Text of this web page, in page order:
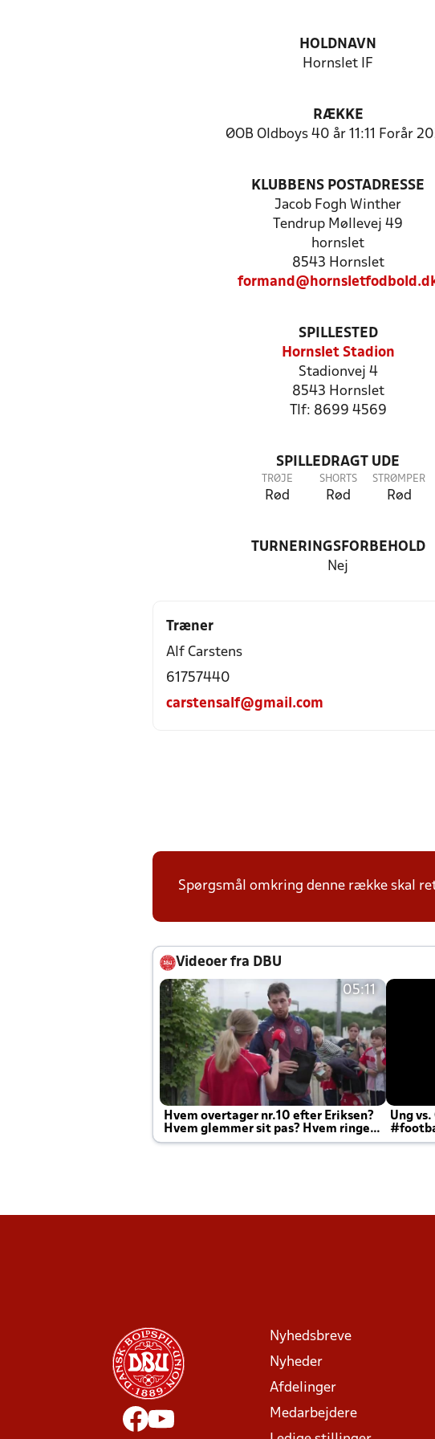
HOLDNAVN
Hornslet IF
RÆKKE
ØOB Oldboys 40 år 11:11 Forår
KLUBBENS POSTADRESSE
Jacob Fogh Winther
Tendrup Møllevej 49
hornslet
8543 Hornslet
SPILLESTED
Hornslet Stadion
Stadionvej 4
8543 Hornslet
Tlf: 8699 4569
SPILLEDRAGT UDE
TRØJE
Rød
SHORTS
Rød
STRØMPER
Rød
TURNERINGSFORBEHOLD
Nej
Træner
Alf Carstens
61757440
carstensalf@gmail.com
Spørgsmål omkring denne række skal
Videoer fra DBU
05:11
Hvem overtager nr.10 efter Eriksen?
Hvem glemmer sit pas? Hvem ringer
Joachim altid til efter kampe?
Ung
Nyhedsbreve
Nyheder
Afdelinger
Medarbejdere